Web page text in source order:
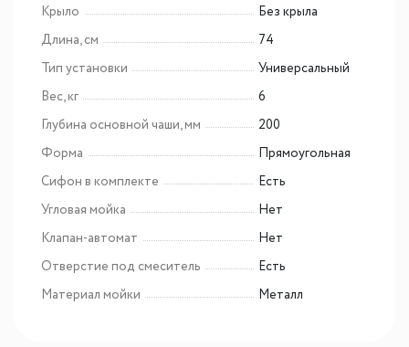
Крыло
Без крыла
Длина, см
74
Тип установки
Универсальный
Вес, кг
6
Глубина основной чаши, мм
200
Форма
Прямоугольная
Сифон в комплекте
Есть
Угловая мойка
Нет
Клапан-автомат
Нет
Отверстие под смеситель
Есть
Материал мойки
Металл